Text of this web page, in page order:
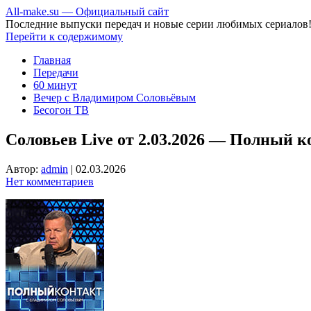
All-make.su — Официальный сайт
Последние выпуски передач и новые серии любимых сериалов!
Перейти к содержимому
Главная
Передачи
60 минут
Вечер с Владимиром Соловьёвым
Бесогон ТВ
Соловьев Live от 2.03.2026 — Полный
Автор: admin | 02.03.2026
Нет комментариев